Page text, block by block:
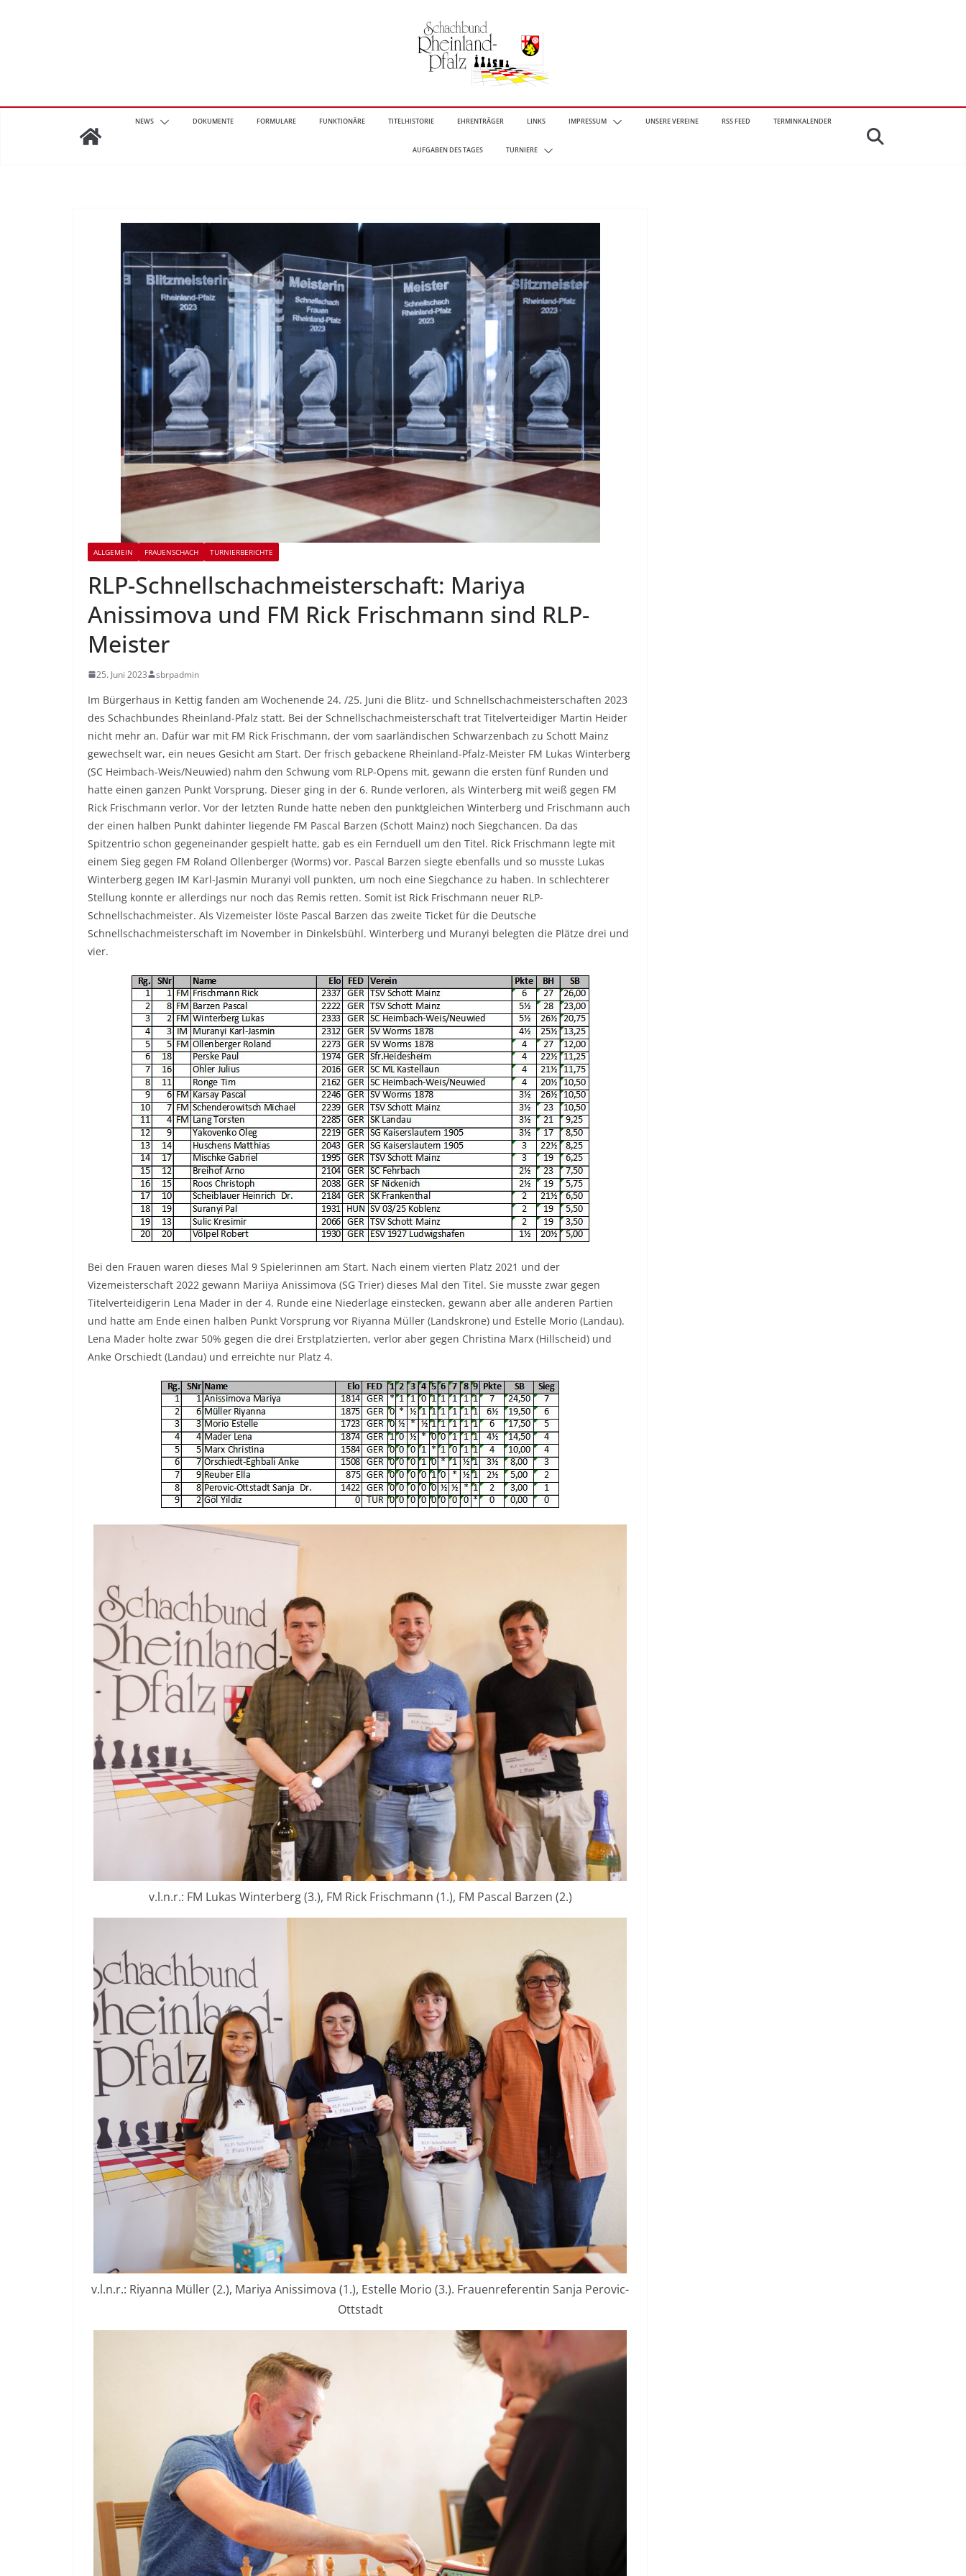
NEWS DOKUMENTE FORMULARE FUNKTIONÄRE TITELHISTORIE EHRENTRÄGER LINKS IMPRESSUM UNSERE VEREINE RSS FEED TERMINKALENDER
AUFGABEN DES TAGES TURNIERE
ALLGEMEIN FRAUENSCHACH TURNIERBERICHTE
RLP-Schnellschachmeisterschaft: Mariya
Anissimova und FM Rick Frischmann sind RLP-
Meister
25. Juni 2023 sbrpadmin
Im Bürgerhaus in Kettig fanden am Wochenende 24. /25. Juni die Blitz- und Schnellschachmeisterschaften 2023
des Schachbundes Rheinland-Pfalz statt. Bei der Schnellschachmeisterschaft trat Titelverteidiger Martin Heider
nicht mehr an. Dafür war mit FM Rick Frischmann, der vom saarländischen Schwarzenbach zu Schott Mainz
gewechselt war, ein neues Gesicht am Start. Der frisch gebackene Rheinland-Pfalz-Meister FM Lukas Winterberg
(SC Heimbach-Weis/Neuwied) nahm den Schwung vom RLP-Opens mit, gewann die ersten fünf Runden und
hatte einen ganzen Punkt Vorsprung. Dieser ging in der 6. Runde verloren, als Winterberg mit weiß gegen FM
Rick Frischmann verlor. Vor der letzten Runde hatte neben den punktgleichen Winterberg und Frischmann auch
der einen halben Punkt dahinter liegende FM Pascal Barzen (Schott Mainz) noch Siegchancen. Da das
Spitzentrio schon gegeneinander gespielt hatte, gab es ein Fernduell um den Titel. Rick Frischmann legte mit
einem Sieg gegen FM Roland Ollenberger (Worms) vor. Pascal Barzen siegte ebenfalls und so musste Lukas
Winterberg gegen IM Karl-Jasmin Muranyi voll punkten, um noch eine Siegchance zu haben. In schlechterer
Stellung konnte er allerdings nur noch das Remis retten. Somit ist Rick Frischmann neuer RLP-
Schnellschachmeister. Als Vizemeister löste Pascal Barzen das zweite Ticket für die Deutsche
Schnellschachmeisterschaft im November in Dinkelsbühl. Winterberg und Muranyi belegten die Plätze drei und
vier.
Bei den Frauen waren dieses Mal 9 Spielerinnen am Start. Nach einem vierten Platz 2021 und der
Vizemeisterschaft 2022 gewann Mariiya Anissimova (SG Trier) dieses Mal den Titel. Sie musste zwar gegen
Titelverteidigerin Lena Mader in der 4. Runde eine Niederlage einstecken, gewann aber alle anderen Partien
und hatte am Ende einen halben Punkt Vorsprung vor Riyanna Müller (Landskrone) und Estelle Morio (Landau).
Lena Mader holte zwar 50% gegen die drei Erstplatzierten, verlor aber gegen Christina Marx (Hillscheid) und
Anke Orschiedt (Landau) und erreichte nur Platz 4.
v.l.n.r.: FM Lukas Winterberg (3.), FM Rick Frischmann (1.), FM Pascal Barzen (2.)
v.l.n.r.: Riyanna Müller (2.), Mariya Anissimova (1.), Estelle Morio (3.). Frauenreferentin Sanja Perovic-
Ottstadt